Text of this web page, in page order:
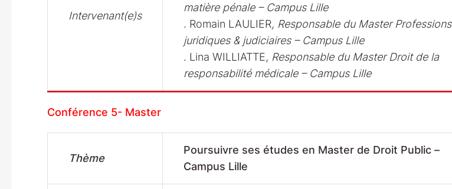
Intervenant(e)s
matière pénale – Campus Lille
. Romain LAULIER, Responsable du Master Professions
juridiques & judiciaires – Campus Lille
. Lina WILLIATTE, Responsable du Master Droit de la
responsabilité médicale – Campus Lille
Conférence 5- Master
Thème
Poursuivre ses études en Master de Droit Public –
Campus Lille